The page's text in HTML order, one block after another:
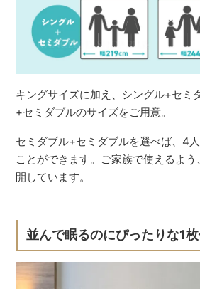
キングサイズに加え、シングル+セミ
+セミダブルのサイズをご用意。
セミダブル+セミダブルを選べば、4
ことができます。ご家族で使えるよ
開しています。
並んで眠るのにぴったりな1